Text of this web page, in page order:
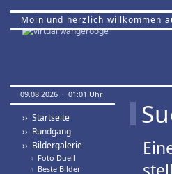
Moin und herzlich willkommen
09.08.2026 · 01:01 Uhr.
›› Startseite
›› Rundgang
›› Bildergalerie
› Foto-Duell
› Beste Bilder